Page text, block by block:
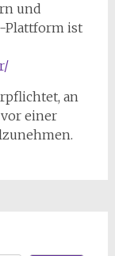
und
Plattform ist
an
einer